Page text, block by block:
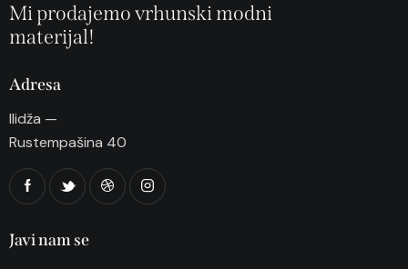
Mi prodajemo vrhunski modni
materijal!
Adresa
Ilidža —
Rustempašina 40
Javi nam se